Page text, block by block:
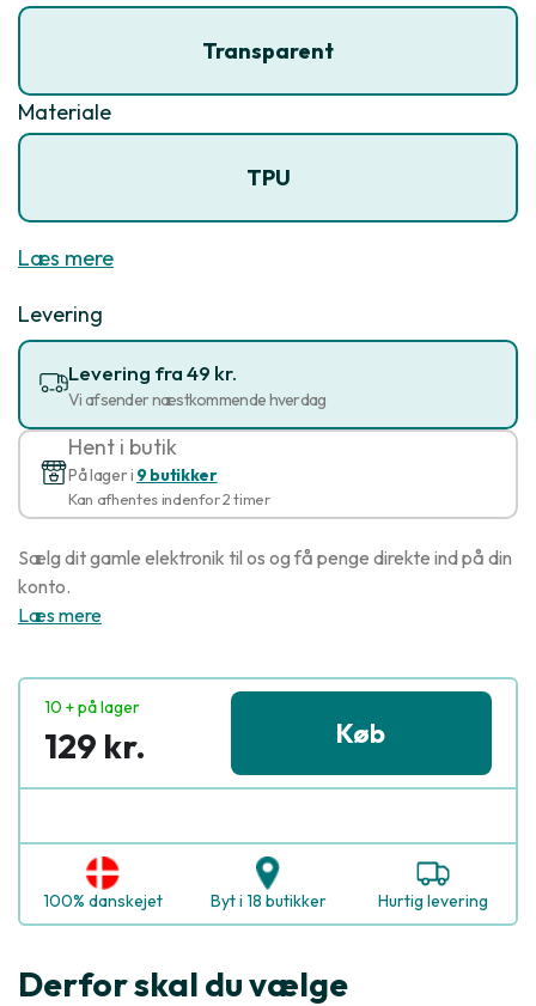
Transparent
Materiale
TPU
Læs mere
Levering
Levering fra 49 kr.
Vi afsender næstkommende hverdag
Hent i butik
På lager i 9 butikker
Kan afhentes indenfor 2 timer
Sælg dit gamle elektronik til os og få penge direkte ind på din
konto.
Læs mere
10 + på lager
129 kr. Køb
100% danskejet Byt i 18 butikker Hurtig levering
Derfor skal du vælge